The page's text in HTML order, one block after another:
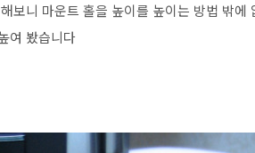
보니 마운트 홀을 높이를 높이는 방법 밖에
여 봤습니다